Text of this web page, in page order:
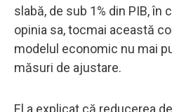
slabă, de sub 1% din PIB, în
opinia sa, tocmai această
modelul economic nu mai
măsuri de ajustare.
El a explicat că reducerea